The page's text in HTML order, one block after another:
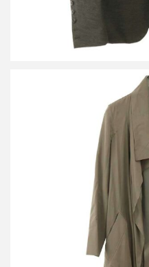
リックオウエンス ベル
買取金
詳